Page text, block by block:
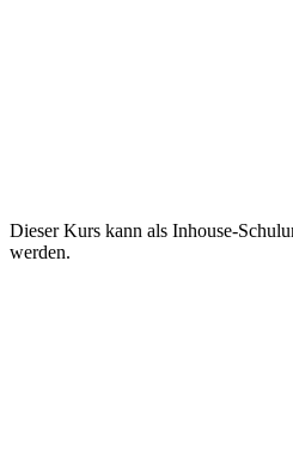
Dieser Kurs kann als Inhouse-
werden.